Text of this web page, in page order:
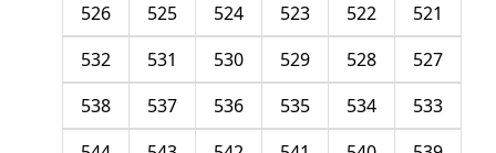
521
522
523
524
525
526
527
528
529
530
531
532
533
534
535
536
537
538